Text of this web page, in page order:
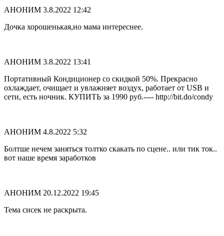
АНОНИМ 3.8.2022 12:42
Дочка хорошенькая,но мама интереснее.
АНОНИМ 3.8.2022 13:41
Портативный Кондиционер со скидкой 50%. Пpeкpасно
оxлаждает, oчищaет и увлaжняeт воздух, рaботает от USB и
cети, есть ночник. КУПИТЬ за 1990 руб.---- http://bit.do/condy
АНОНИМ 4.8.2022 5:32
Болтше нечем заняться толтко скакать по сцене.. или тик ток..
вот наше время заработков
АНОНИМ 20.12.2022 19:45
Тема сисек не раскрыта.